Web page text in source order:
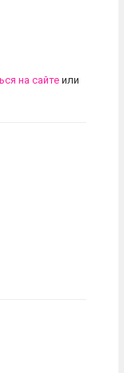
на сайте или